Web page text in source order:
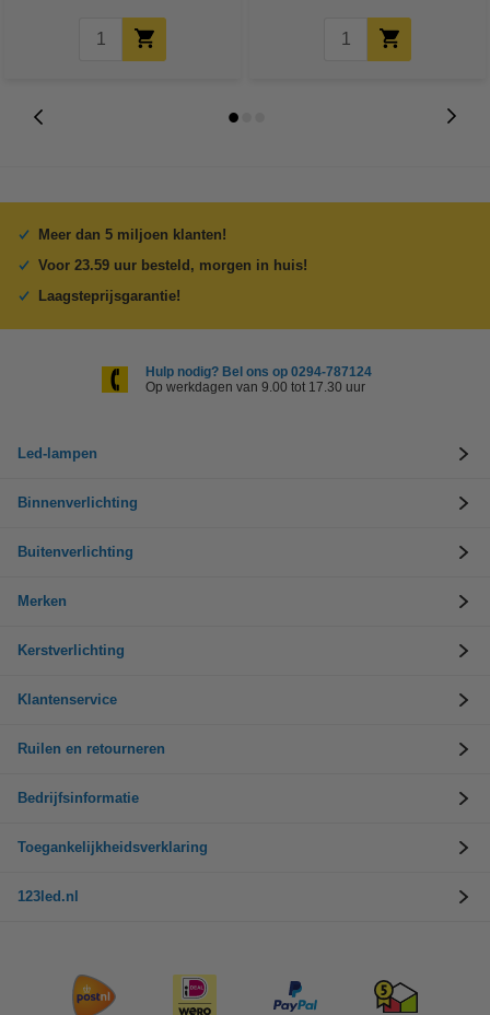
Meer dan 5 miljoen klanten!
Voor 23.59 uur besteld, morgen in huis!
Laagsteprijsgarantie!
Hulp nodig? Bel ons op 0294-787124
Op werkdagen van 9.00 tot 17.30 uur
Led-lampen
Binnenverlichting
Buitenverlichting
Merken
Kerstverlichting
Klantenservice
Ruilen en retourneren
Bedrijfsinformatie
Toegankelijkheidsverklaring
123led.nl